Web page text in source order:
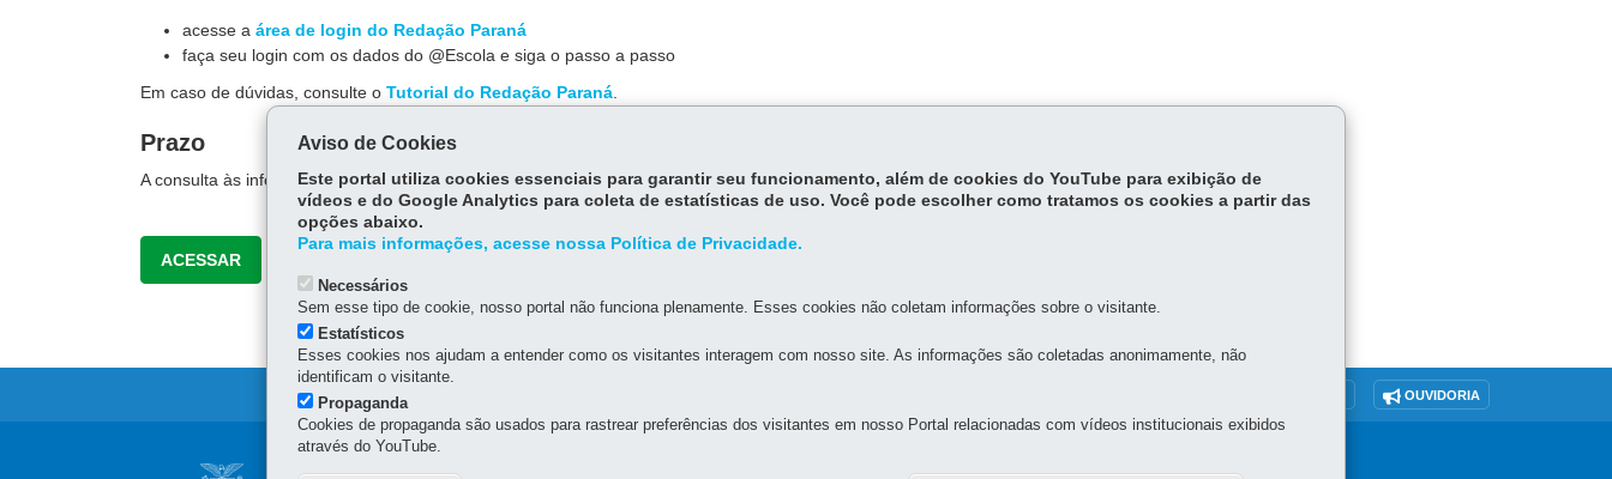
acesse a área de login do Redação Paraná
faça seu login com os dados do @Escola e siga o passo a passo
Em caso de dúvidas, consulte o Tutorial do Redação Paraná
Prazo
A consulta às informações é imediata. Já o prazo para as correções depende da definição feita entre o professor e a turma.
ACESSAR
OUVIDORIA
Navegação
Aviso de Cookies
Este portal utiliza cookies essenciais para garantir seu funcionamento, além de cookies do YouTube para exibição de
vídeos e do Google Analytics para coleta de estatísticas de uso. Você pode escolher como tratamos os cookies a partir das
opções abaixo.
Para mais informações, acesse nossa Política de Privacidade.
Necessários
Sem esse tipo de cookie, nosso portal não funciona plenamente. Esses cookies não coletam informações sobre o visitante.
Estatísticos
Esses cookies nos ajudam a entender como os visitantes interagem com nosso site. As informações são coletadas anonimamente, não
identificam o visitante.
Propaganda
Cookies de propaganda são usados para rastrear preferências dos visitantes em nosso Portal relacionadas com vídeos institucionais exibidos
através do YouTube.